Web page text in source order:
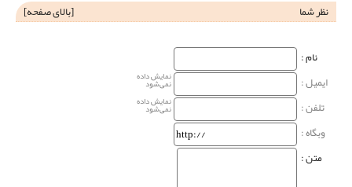
نظر شما [بالای صفحه]
نام‌ :
ایمیل :
نمایش داده
نمی‌شود
تلفن : نمایش داده
نمی‌شود
وبگاه‌ :
متن :